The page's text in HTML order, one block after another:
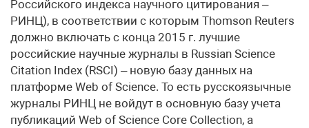
Российского индекса научного цитирования –
РИНЦ), в соответствии с которым Thomson Reuters
должно включать с конца 2015 г. лучшие
российские научные журналы в Russian Science
Citation Index (RSCI) – новую базу данных на
платформе Web of Science. То есть русскоязычные
журналы РИНЦ не войдут в основную базу учета
публикаций Web of Science Core Collection, а